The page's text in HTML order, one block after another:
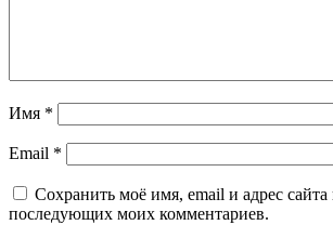
Имя *
Email *
Сохранить моё имя, email и адрес сайта
последующих моих комментариев.